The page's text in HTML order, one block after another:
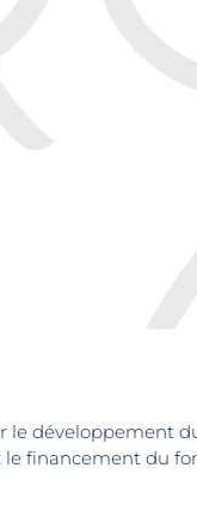
le développement
le financement du